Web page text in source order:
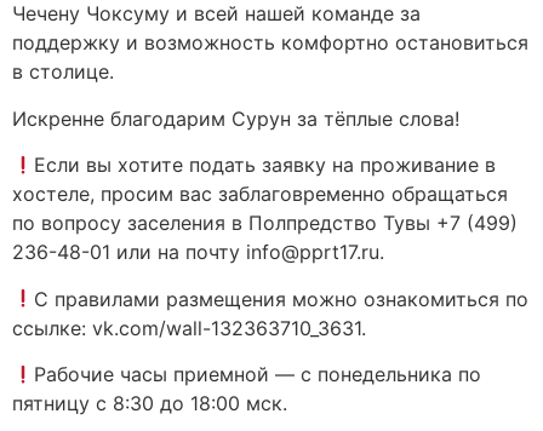
Чечену Чоксуму и всей нашей команде за
поддержку и возможность комфортно остановиться
в столице.
Искренне благодарим Сурун за тёплые слова!
Если вы хотите подать заявку на проживание в
хостеле, просим вас заблаговременно обращаться
по вопросу заселения в Полпредство Тувы +7 (499)
236-48-01 или на почту info@pprt17.ru.
С правилами размещения можно ознакомиться по
ссылке: vk.com/wall-132363710_3631.
Рабочие часы приемной — с понедельника по
пятницу с 8:30 до 18:00 мск.